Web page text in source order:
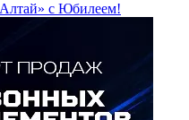
с Юбилеем!